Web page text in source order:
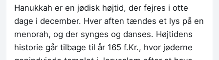
Hanukkah er en jødisk højtid, der fejres i otte
dage i december. Hver aften tændes et lys på en
menorah, og der synges og danses. Højtidens
historie går tilbage til år 165 f.Kr., hvor jøderne